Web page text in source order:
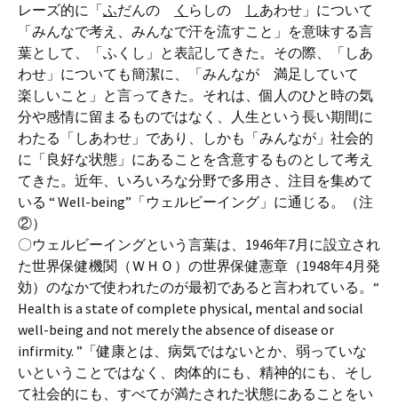
レーズ的に「ふだんの く らしの しあわせ」について
「みんなで考え、みんなで汗を流すこと」を意味する言
葉として、「ふくし」と表記してきた。その際、「しあ
わせ」についても簡潔に、「みんなが 満足していて
楽しいこと」と言ってきた。それは、個人のひと時の気
分や感情に留まるものではなく、人生という長い期間に
わたる「しあわせ」であり、しかも「みんなが」社会的
に「良好な状態」にあることを含意するものとして考え
てきた。近年、いろいろな分野で多用さ、注目を集めて
いる “ Well-being”「ウェルビーイング」に通じる。（注
②）
〇ウェルビーイングという言葉は、1946年7月に設立され
た世界保健機関（ＷＨＯ）の世界保健憲章（1948年4月発
効）のなかで使われたのが最初であると言われている。“
Health is a state of complete physical, mental and social
well-being and not merely the absence of disease or
infirmity. ”「健康とは、病気ではないとか、弱っていな
いということではなく、肉体的にも、精神的にも、そし
て社会的にも、すべてが満たされた状態にあることをい